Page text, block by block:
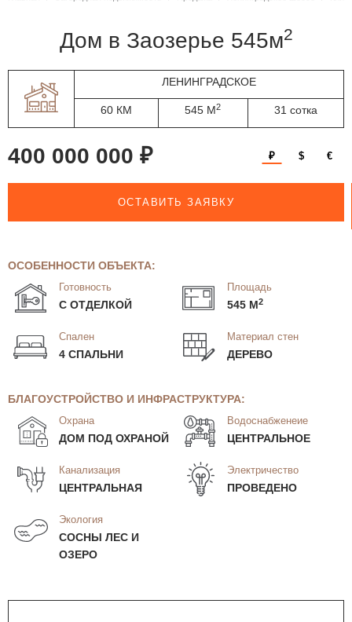
дом в Заозерье 545м2
ЛЕНИНГРАДСКОЕ
60 КМ 545 М2 31 сотка
400 000 000 ₽ ₽ $ €
ОСТАВИТЬ ЗАЯВКУ
ОСОБЕННОСТИ ОБЪЕКТА:
Готовность
С ОТДЕЛКОЙ
Площадь
545 М2
Спален
4 СПАЛЬНИ
Материал стен
ДЕРЕВО
БЛАГОУСТРОЙСТВО И ИНФРАСТРУКТУРА:
Охрана
ДОМ ПОД ОХРАНОЙ
Водоснабженеие
ЦЕНТРАЛЬНОЕ
Канализация
ЦЕНТРАЛЬНАЯ
Электричество
ПРОВЕДЕНО
Экология
СОСНЫ ЛЕС И
ОЗЕРО